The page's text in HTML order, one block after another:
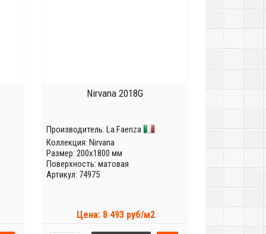
Nirvana 2018G
Производитель: La Faenza
Коллекция: Nirvana
Размер: 200x1800 мм
Поверхность: матовая
Артикул: 74975
Цена: 8 493 руб/м2